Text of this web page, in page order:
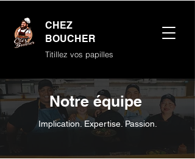
CHEZ
BOUCHER
Titillez vos papilles
Appeler
Notre équipe
Implication. Expertise. Passion.